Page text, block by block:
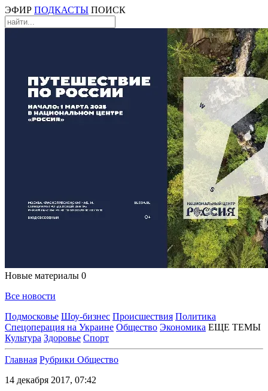
ЭФИР ПОДКАСТЫ ПОИСК
Новые материалы 0
Все новости
Подмосковье Шоу-бизнес Происшествия Политика
Спецоперация на Украине Общество Экономика ЕЩЕ ТЕМЫ
Культура Здоровье Спорт
Главная Рубрики Общество
14 декабря 2017, 07:42